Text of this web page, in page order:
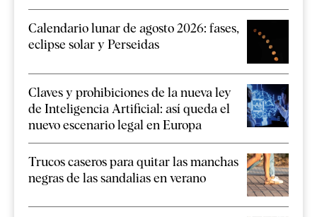
Calendario lunar de agosto 2026: fases,
eclipse solar y Perseidas
Claves y prohibiciones de la nueva ley
de Inteligencia Artificial: así queda el
nuevo escenario legal en Europa
Trucos caseros para quitar las manchas
negras de las sandalias en verano